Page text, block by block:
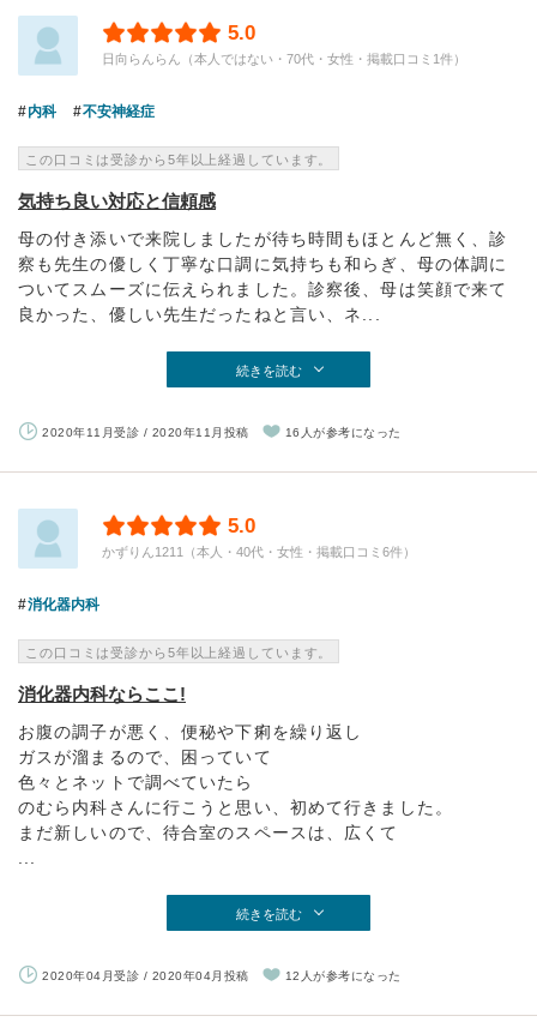
5.0
日向らんらん（本人ではない・70代・女性・掲載口コミ1件）
内科 不安神経症
この口コミは受診から5年以上経過しています。
気持ち良い対応と信頼感
母の付き添いで来院しましたが待ち時間もほとんど無く、診
察も先生の優しく丁寧な口調に気持ちも和らぎ、母の体調に
ついてスムーズに伝えられました。診察後、母は笑顔で来て
良かった、優しい先生だったねと言い、ネ...
続きを読む
2020年11月受診 / 2020年11月投稿 16人が参考になった
5.0
かずりん1211（本人・40代・女性・掲載口コミ6件）
消化器内科
この口コミは受診から5年以上経過しています。
消化器内科ならここ!
お腹の調子が悪く、便秘や下痢を繰り返し
ガスが溜まるので、困っていて
色々とネットで調べていたら
のむら内科さんに行こうと思い、初めて行きました。
まだ新しいので、待合室のスペースは、広くて
続きを読む
2020年04月受診 / 2020年04月投稿 12人が参考になった